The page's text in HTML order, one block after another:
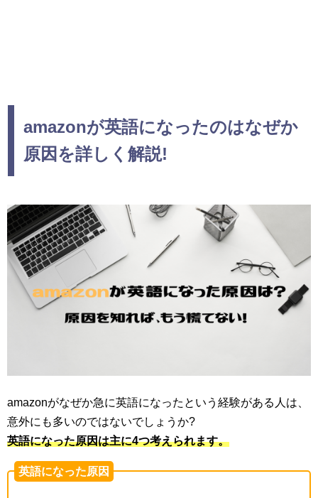
amazonが英語になったのはなぜか
原因を詳しく解説!
amazonがなぜか急に英語になったという経験がある人は、
意外にも多いのではないでしょうか?
英語になった原因は主に4つ考えられます。
英語になった原因